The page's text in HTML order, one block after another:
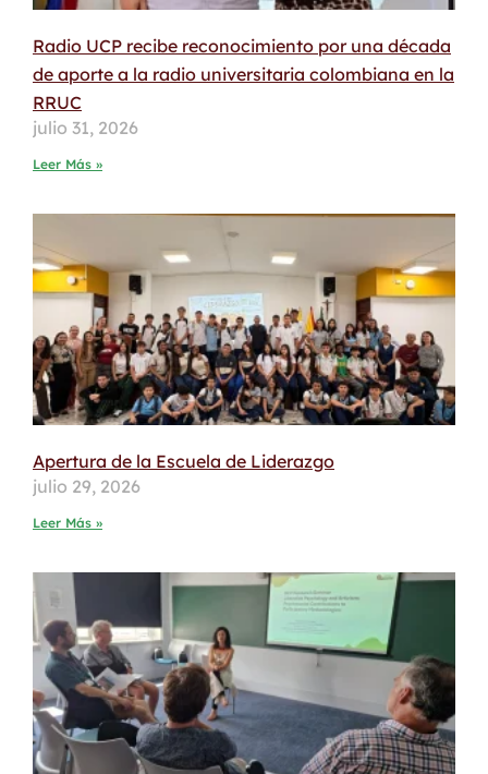
Radio UCP recibe reconocimiento por una década
de aporte a la radio universitaria colombiana en la
RRUC
julio 31, 2026
Leer Más »
Apertura de la Escuela de Liderazgo
julio 29, 2026
Leer Más »